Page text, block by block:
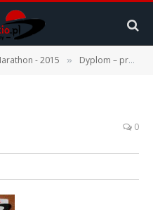
- 2015 » Dyplom – przesyłka z Japonii
0